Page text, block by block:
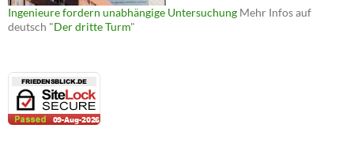
Ingenieure fordern unabhängige Untersuchung Mehr Infos auf
deutsch "Der dritte Turm"